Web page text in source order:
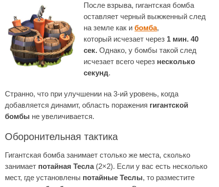
После взрыва, гигантская бомба
оставляет черный выжженный след
на земле как ибомба,
который исчезает через 1 мин. 40
сек. Однако, у бомбы такой след
исчезает всего через несколько
секунд.
Странно, что при улучшении на 3-ий уровень, когда
добавляется динамит, область поражения гигантской
бомбы не увеличивается.
Оборонительная тактика
Гигантская бомба занимает столько же места, сколько
занимает потайная Тесла (2×2). Если у вас есть несколько
мест, где установлены потайные Теслы, то разместите